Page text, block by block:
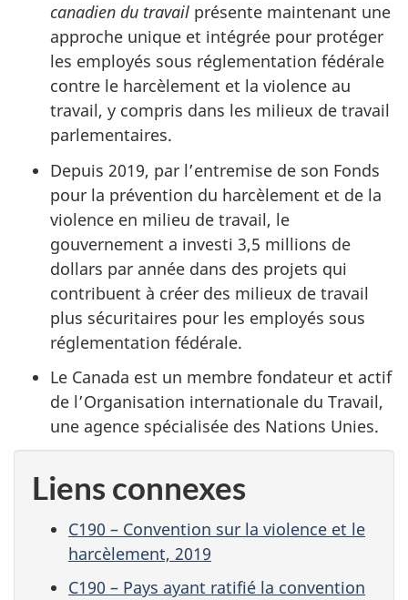
canadien du travail présente maintenant une
approche unique et intégrée pour protéger
les employés sous réglementation fédérale
contre le harcèlement et la violence au
travail, y compris dans les milieux de travail
parlementaires.
Depuis 2019, par l’entremise de son Fonds
pour la prévention du harcèlement et de la
violence en milieu de travail, le
gouvernement a investi 3,5 millions de
dollars par année dans des projets qui
contribuent à créer des milieux de travail
plus sécuritaires pour les employés sous
réglementation fédérale.
Le Canada est un membre fondateur et actif
de l’Organisation internationale du Travail,
une agence spécialisée des Nations Unies.
Liens connexes
C190 – Convention sur la violence et le
harcèlement, 2019
C190 – Pays ayant ratifié la convention